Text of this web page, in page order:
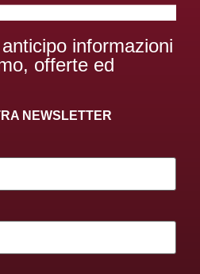
informazioni
offerte ed
NEWSLETTER